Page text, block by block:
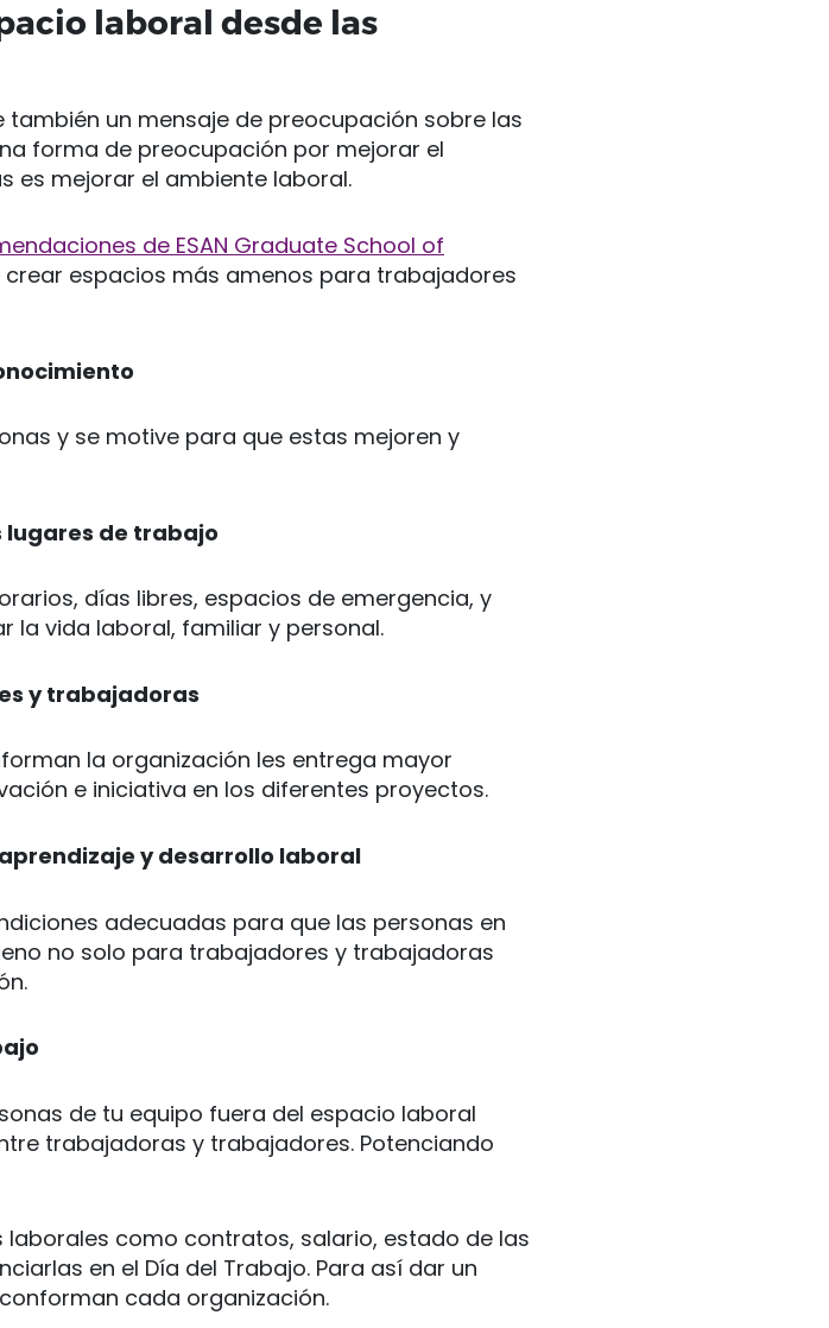
laboral desde las
un mensaje de preocupación sobre las
forma de preocupación por mejorar el
es mejorar el ambiente laboral.
de ESAN Graduate School of
crear espacios más amenos para trabajadores
y se motive para que estas mejoren y
lugares de trabajo
días libres, espacios de emergencia, y
la vida laboral, familiar y personal.
y trabajadoras
la organización les entrega mayor
e iniciativa en los diferentes proyectos.
y desarrollo laboral
adecuadas para que las personas en
no solo para trabajadores y trabajadoras
de tu equipo fuera del espacio laboral
trabajadoras y trabajadores. Potenciando
como contratos, salario, estado de las
en el Día del Trabajo. Para así dar un
cada organización.